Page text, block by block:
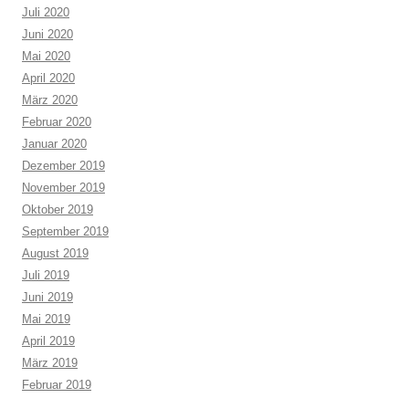
Juli 2020
Juni 2020
Mai 2020
April 2020
März 2020
Februar 2020
Januar 2020
Dezember 2019
November 2019
Oktober 2019
September 2019
August 2019
Juli 2019
Juni 2019
Mai 2019
April 2019
März 2019
Februar 2019